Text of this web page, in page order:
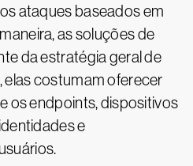
ataques baseados em
as soluções de
da estratégia geral de
elas costumam oferecer
os endpoints, dispositivos
e